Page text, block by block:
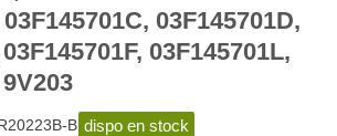
03F145701D,
03F145701L,
B dispo en stock